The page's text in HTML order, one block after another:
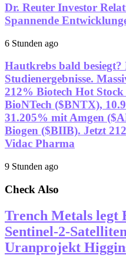
Dr. Reuter Investor
Spannende
6 Stunden ago
Hautkrebs bald besiegt?
Studienergebnisse.
212% Biotech Hot
BioNTech ($BNTX),
31.205% mit Amgen
Biogen ($BIIB). Jetzt
Vidac Pharma
9 Stunden ago
Check Also
Trench Metals legt
Sentinel-2-
Uranprojekt